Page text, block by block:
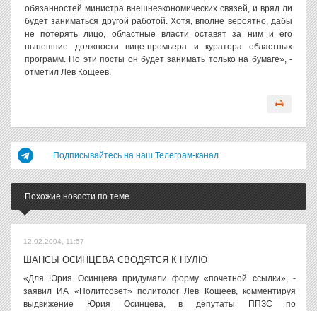
обязанностей министра внешнеэкономических связей, и вряд ли
будет заниматься другой работой. Хотя, вполне вероятно, дабы
не потерять лицо, областные власти оставят за ним и его
нынешние должности вице-премьера и куратора областных
программ. Но эти посты он будет занимать только на бумаге», -
отметил Лев Кощеев.
Подписывайтесь на наш Телеграм-канал
Похожие новости по теме
12.02.2004, 11:57
ШАНСЫ ОСИНЦЕВА СВОДЯТСЯ К НУЛЮ
«Для Юрия Осинцева придумали форму «почетной ссылки», -
заявил ИА «Политсовет» политолог Лев Кощеев, комментируя
выдвижение Юрия Осинцева, в депутаты ППЗС по